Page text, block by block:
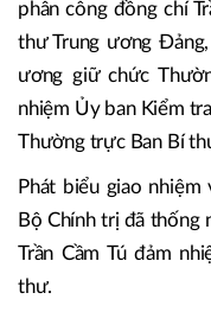
phân công đồng chí
thư Trung ương
ương giữ chức
nhiệm Ủy ban Kiểm
Thường trực Ban Bí
Phát biểu giao nhiệm
Bộ Chính trị đã thống
Trần Cầm Tú đảm
thư.